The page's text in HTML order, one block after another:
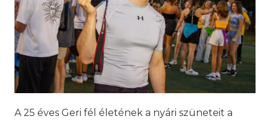
A 25 éves Geri fél életének a nyári szüneteit a